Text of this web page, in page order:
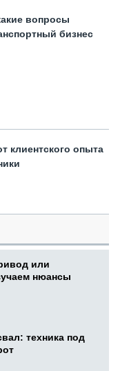
вопросы
бизнес
клиентского опыта
или
нюансы
техника под